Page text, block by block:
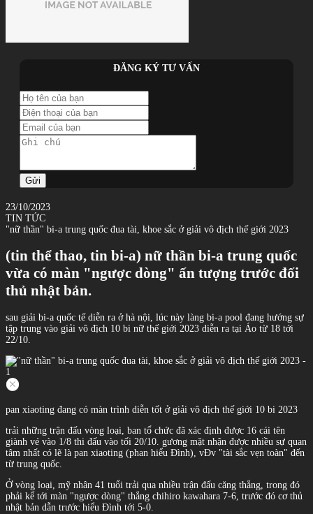
ĐĂNG KÝ TƯ VẤN
Gửi
23/10/2023
TIN TỨC
"nữ thần" bi-a trung quốc đua tài, khoe sắc ở giải vô địch thế giới 2023
(tin thể thao, tin bi-a) nữ thần bi-a trung quốc
vừa có màn "ngược dòng" ấn tượng trước đối
thủ nhật bản.
sau giải bi-a quốc tế diễn ra ở hà nội, lúc này làng bi-a pool đang hướng sự
tập trung vào giải vô địch 10 bi nữ thế giới 2023 diễn ra tại Áo từ 18 tới
22/10.
pan xiaoting đang có màn trình diễn tốt ở giải vô địch thế giới 10 bi 2023
trải những trận đấu vòng loại, ban tổ chức đã xác định được 16 cái tên
giành vé vào 1/8 thi đấu vào tối 20/10. gương mặt nhận được nhiều sự quan
tâm nhất có lẽ là pan xiaoting (phan hiểu Đình), vĐv "tài sắc vẹn toàn" đến
từ trung quốc.
Ở vòng loại, mỹ nhân 41 tuổi trải qua nhiều trận đấu căng thẳng, trong đó
phải kể tới màn "ngược dòng" thắng chihiro kawahara 7-6, trước đó cơ thủ
nhật bản dẫn trước hiểu Đình tới 5-0.